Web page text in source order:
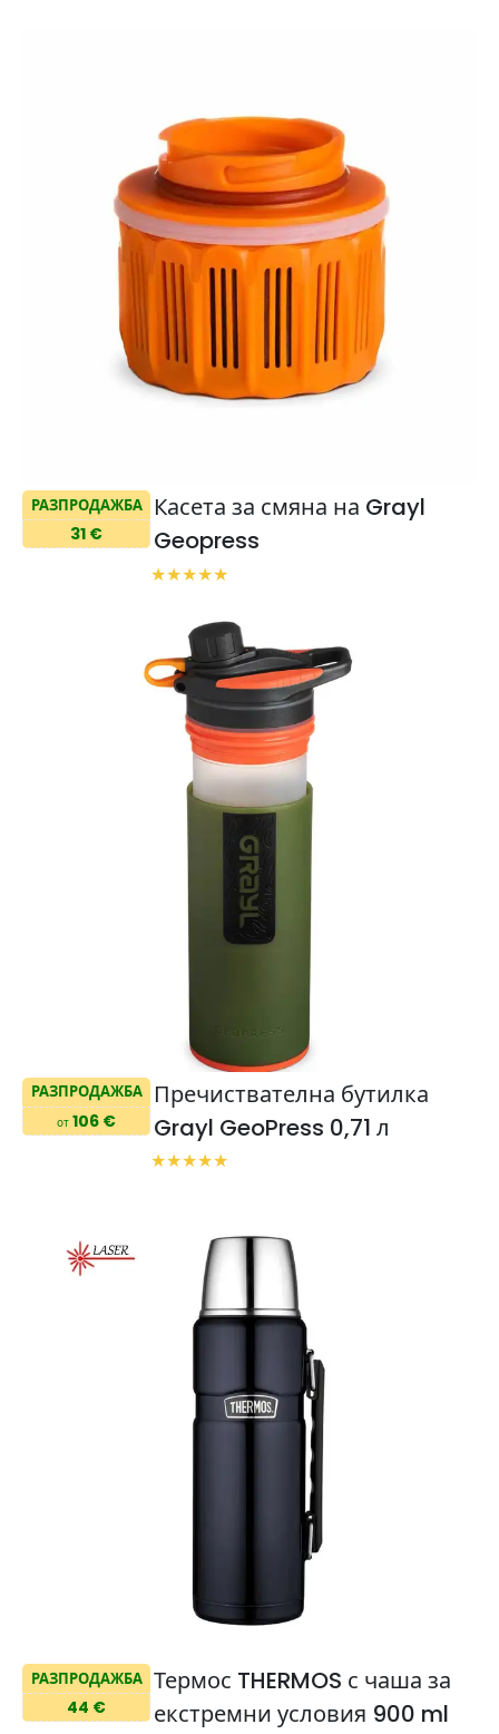
РАЗПРОДАЖБА
31 €
Касета за смяна на Grayl
Geopress
РАЗПРОДАЖБА
от 106 €
Пречиствателна бутилка
Grayl GeoPress 0,71 л
РАЗПРОДАЖБА
44 €
Термос THERMOS с чаша за
екстремни условия 900 ml